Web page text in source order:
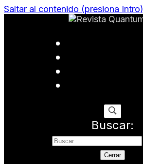
Saltar al contenido (presiona Intro)
Revista Quantums
Buscar:
Cerrar